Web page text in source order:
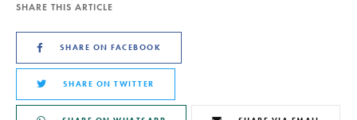
SHARE THIS ARTICLE
SHARE ON FACEBOOK
SHARE ON TWITTER